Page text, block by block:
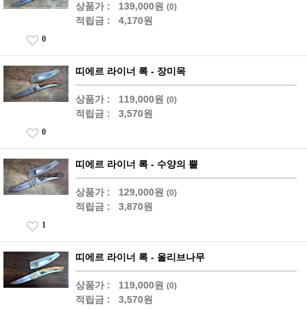
상품가 : 139,000원 (0)
적립금 : 4,170원
0
띠에르 라이너 록 - 장미목
상품가 : 119,000원 (0)
적립금 : 3,570원
0
띠에르 라이너 록 - 수양의 뿔
상품가 : 129,000원 (0)
적립금 : 3,870원
1
띠에르 라이너 록 - 올리브나무
상품가 : 119,000원 (0)
적립금 : 3,570원